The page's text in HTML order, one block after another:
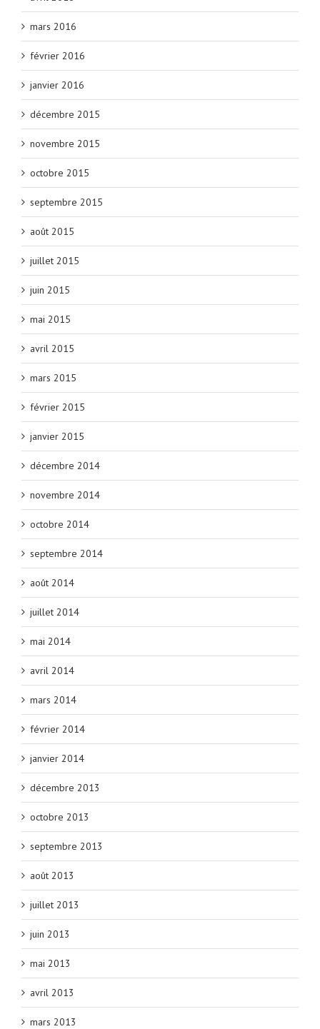
mars 2016
février 2016
janvier 2016
décembre 2015
novembre 2015
octobre 2015
septembre 2015
août 2015
juillet 2015
juin 2015
mai 2015
avril 2015
mars 2015
février 2015
janvier 2015
décembre 2014
novembre 2014
octobre 2014
septembre 2014
août 2014
juillet 2014
mai 2014
avril 2014
mars 2014
février 2014
janvier 2014
décembre 2013
octobre 2013
septembre 2013
août 2013
juillet 2013
juin 2013
mai 2013
avril 2013
mars 2013